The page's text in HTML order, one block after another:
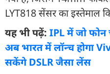
LYT818 सेंसर का इस्तेमाल
यह भी पढ़ें: IPL में जो फोन
अब भारत में लॉन्च होगा
सकेंगे DSLR जैसा लेंस